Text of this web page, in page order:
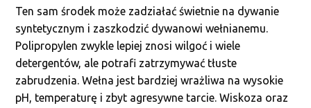
Ten sam środek może zadziałać świetnie na dywanie
syntetycznym i zaszkodzić dywanowi wełnianemu.
Polipropylen zwykle lepiej znosi wilgoć i wiele
detergentów, ale potrafi zatrzymywać tłuste
zabrudzenia. Wełna jest bardziej wrażliwa na wysokie
pH, temperaturę i zbyt agresywne tarcie. Wiskoza oraz